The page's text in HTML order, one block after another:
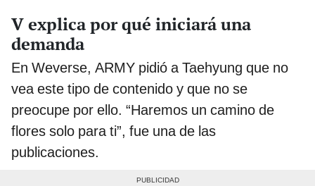
V explica por qué iniciará una
demanda
En Weverse, ARMY pidió a Taehyung que no
vea este tipo de contenido y que no se
preocupe por ello. “Haremos un camino de
flores solo para ti”, fue una de las
publicaciones.